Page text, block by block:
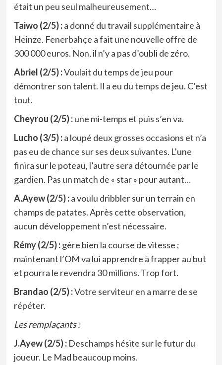
était un peu seul malheureusement…
Taiwo (2/5) :a donné du travail supplémentaire à
Heinze. Fenerbahçe a fait une nouvelle offre de
300 000 euros. Non, il n’y a pas d’oubli de zéro.
Abriel (2/5) :Voulait du temps de jeu pour
démontrer son talent. Il a eu du temps de jeu. C’est
tout.
Cheyrou (2/5) :une mi-temps et puis s’en va.
Lucho (3/5) :a loupé deux grosses occasions et n’a
pas eu de chance sur ses deux suivantes. L’une
finira sur le poteau, l’autre sera détournée par le
gardien. Pas un match de « star » pour autant…
A.Ayew (2/5) :a voulu dribbler sur un terrain en
champs de patates. Après cette observation,
aucun développement n’est nécessaire.
Rémy (2/5) :gère bien la course de vitesse ;
maintenant l’OM va lui apprendre à frapper au but
et pourra le revendra 30 millions. Trop fort.
Brandao (2/5) :Votre serviteur en a marre de se
répéter.
Les remplaçants :
J.Ayew (2/5) : Deschamps hésite sur le futur du
joueur. Le Mad beaucoup moins.